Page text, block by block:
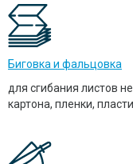
Биговка и фальцовка
для сгибания листов
картона, пленки,